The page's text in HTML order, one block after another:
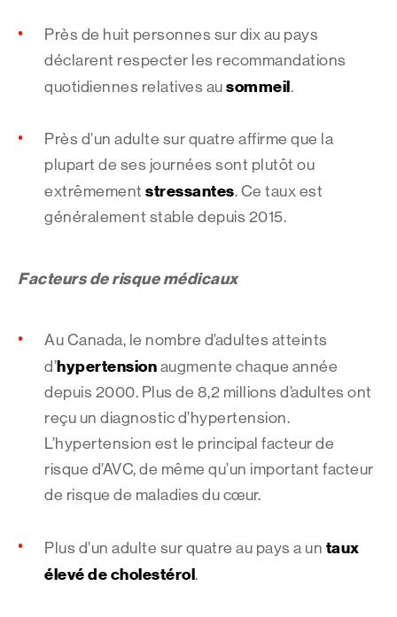
Près de huit personnes sur dix au pays
déclarent respecter les recommandations
quotidiennes relatives au sommeil.
Près d’un adulte sur quatre affirme que la
plupart de ses journées sont plutôt ou
extrêmement stressantes. Ce taux est
généralement stable depuis 2015.
Facteurs de risque médicaux
Au Canada, le nombre d’adultes atteints
d’hypertension augmente chaque année
depuis 2000. Plus de 8,2 millions d’adultes ont
reçu un diagnostic d’hypertension.
L’hypertension est le principal facteur de
risque d’AVC, de même qu’un important facteur
de risque de maladies du cœur.
Plus d’un adulte sur quatre au pays a un taux
élevé de cholestérol.